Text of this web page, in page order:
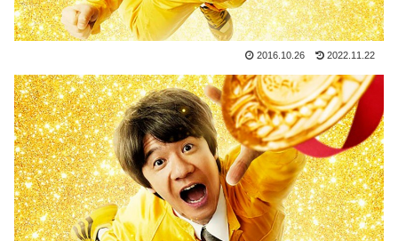
2016.10.26 2022.11.22